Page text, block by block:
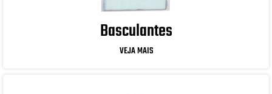
Basculantes
VEJA MAIS